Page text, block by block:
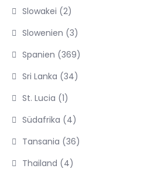
Slowakei (2)
Slowenien (3)
Spanien (369)
Sri Lanka (34)
St. Lucia (1)
Südafrika (4)
Tansania (36)
Thailand (4)